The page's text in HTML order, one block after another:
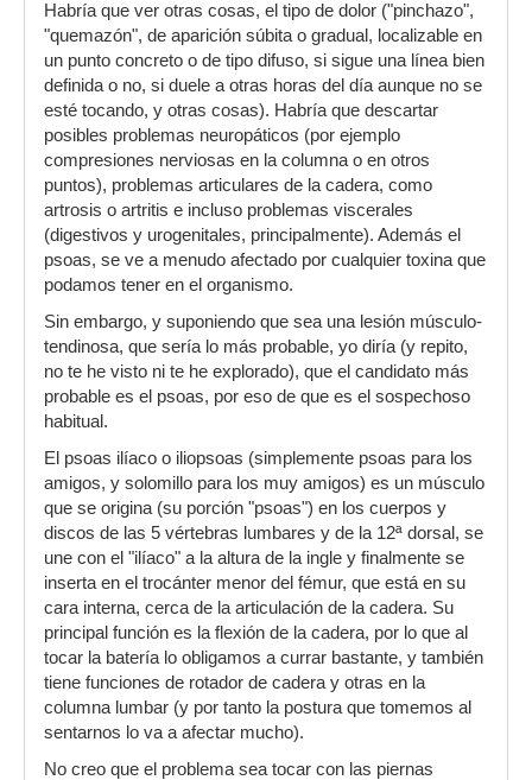
Habría que ver otras cosas, el tipo de dolor ("pinchazo",
"quemazón", de aparición súbita o gradual, localizable en
un punto concreto o de tipo difuso, si sigue una línea bien
definida o no, si duele a otras horas del día aunque no se
esté tocando, y otras cosas). Habría que descartar
posibles problemas neuropáticos (por ejemplo
compresiones nerviosas en la columna o en otros
puntos), problemas articulares de la cadera, como
artrosis o artritis e incluso problemas viscerales
(digestivos y urogenitales, principalmente). Además el
psoas, se ve a menudo afectado por cualquier toxina que
podamos tener en el organismo.
Sin embargo, y suponiendo que sea una lesión músculo-
tendinosa, que sería lo más probable, yo diría (y repito,
no te he visto ni te he explorado), que el candidato más
probable es el psoas, por eso de que es el sospechoso
habitual.
El psoas ilíaco o iliopsoas (simplemente psoas para los
amigos, y solomillo para los muy amigos) es un músculo
que se origina (su porción "psoas") en los cuerpos y
discos de las 5 vértebras lumbares y de la 12ª dorsal, se
une con el "ilíaco" a la altura de la ingle y finalmente se
inserta en el trocánter menor del fémur, que está en su
cara interna, cerca de la articulación de la cadera. Su
principal función es la flexión de la cadera, por lo que al
tocar la batería lo obligamos a currar bastante, y también
tiene funciones de rotador de cadera y otras en la
columna lumbar (y por tanto la postura que tomemos al
sentarnos lo va a afectar mucho).
No creo que el problema sea tocar con las piernas